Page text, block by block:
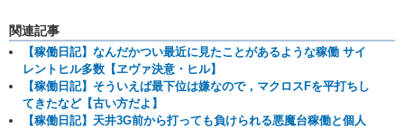
関連記事
【稼働日記】なんだかつい最近に見たことがあるような稼働 サイ
レントヒル多数【ヱヴァ決意・ヒル】
【稼働日記】そういえば最下位は嫌なので，マクロスFを平打ちし
てきたなど【古い方だよ】
【稼働日記】天井3G前から打っても負けられる悪魔台稼働と個人